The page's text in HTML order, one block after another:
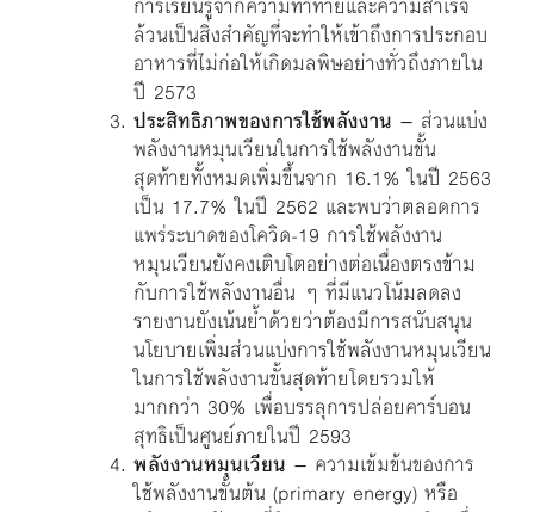
การเรียนรู้จากความท้าทายและความสำเร็จ
ล้วนเป็นสิ่งสำคัญที่จะทำให้เข้าถึงการประกอบ
อาหารที่ไม่ก่อให้เกิดมลพิษอย่างทั่วถึงภายใน
ปี 2573
ประสิทธิภาพของการใช้พลังงาน – ส่วนแบ่ง
พลังงานหมุนเวียนในการใช้พลังงานขั้น
สุดท้ายทั้งหมดเพิ่มขึ้นจาก 16.1% ในปี 2563
เป็น 17.7% ในปี 2562 และพบว่าตลอดการ
แพร่ระบาดของโควิด-19 การใช้พลังงาน
หมุนเวียนยังคงเติบโตอย่างต่อเนื่องตรงข้าม
กับการใช้พลังงานอื่น ๆ ที่มีแนวโน้มลดลง
รายงานยังเน้นย้ำด้วยว่าต้องมีการสนับสนุน
นโยบายเพิ่มส่วนแบ่งการใช้พลังงานหมุนเวียน
ในการใช้พลังงานขั้นสุดท้ายโดยรวมให้
มากกว่า 30% เพื่อบรรลุการปล่อยคาร์บอน
สุทธิเป็นศูนย์ภายในปี 2593
พลังงานหมุนเวียน – ความเข้มข้นของการ
ใช้พลังงานขั้นต้น (primary energy) หรือ